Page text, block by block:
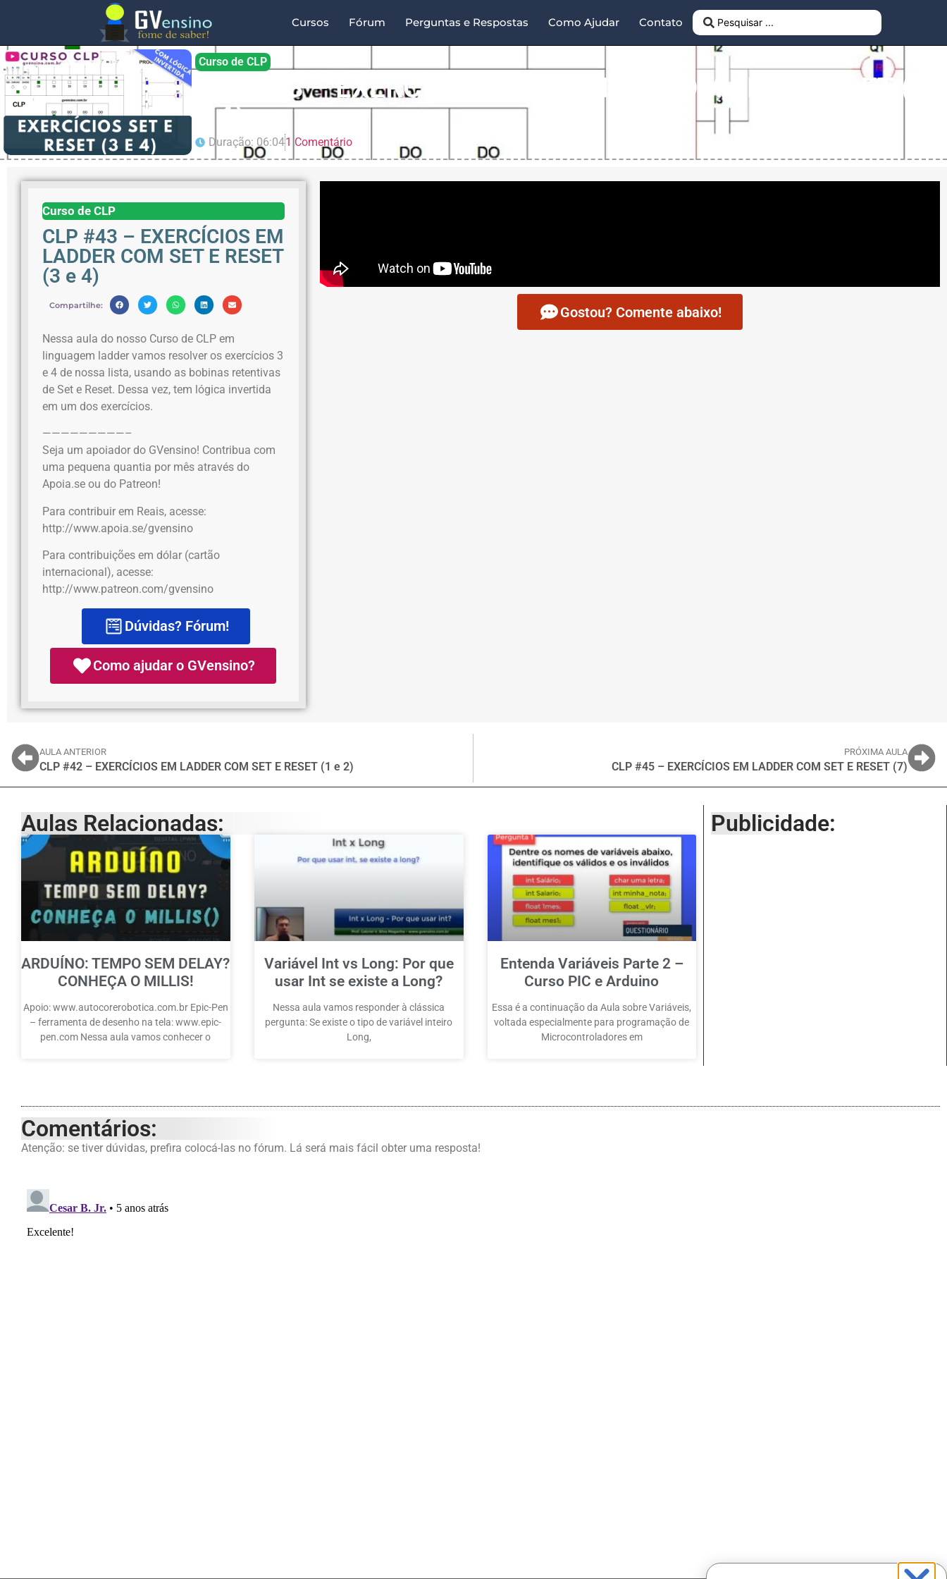
Cursos Fórum Perguntas e Respostas Como Ajudar Contato
Curso de CLP
CLP #43 – EXERCÍCIOS EM LADDER COM SET E RESET (3
e 4)
Duração: 06:041 Comentário
Curso de CLP
CLP #43 – EXERCÍCIOS EM
LADDER COM SET E RESET
(3 e 4)
Compartilhe:
Nessa aula do nosso Curso de CLP em
linguagem ladder vamos resolver os exercícios 3
e 4 de nossa lista, usando as bobinas retentivas
de Set e Reset. Dessa vez, tem lógica invertida
em um dos exercícios.
—————————–
Seja um apoiador do GVensino! Contribua com
uma pequena quantia por mês através do
Apoia.se ou do Patreon!
Para contribuir em Reais, acesse:
http://www.apoia.se/gvensino
Para contribuições em dólar (cartão
internacional), acesse:
http://www.patreon.com/gvensino
Dúvidas? Fórum!
Como ajudar o GVensino?
Gostou? Comente abaixo!
AULA ANTERIOR
CLP #42 – EXERCÍCIOS EM LADDER COM SET E RESET (1 e 2)
PRÓXIMA AULA
CLP #45 – EXERCÍCIOS EM LADDER COM SET E RESET (7)
Aulas Relacionadas:
ARDUÍNO: TEMPO SEM DELAY?
CONHEÇA O MILLIS!
Apoio: www.autocorerobotica.com.br Epic-Pen
– ferramenta de desenho na tela: www.epic-
pen.com Nessa aula vamos conhecer o
Variável Int vs Long: Por que
usar Int se existe a Long?
Nessa aula vamos responder à clássica
pergunta: Se existe o tipo de variável inteiro
Long,
Entenda Variáveis Parte 2 –
Curso PIC e Arduino
Essa é a continuação da Aula sobre Variáveis,
voltada especialmente para programação de
Microcontroladores em
Publicidade:
Comentários:
Atenção: se tiver dúvidas, prefira colocá-las no fórum. Lá será mais fácil obter uma resposta!